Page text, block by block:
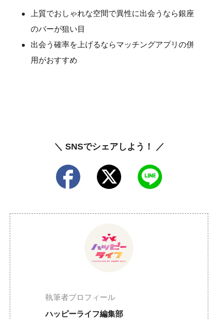
上質でおしゃれな空間で異性に出会うなら銀座
のバーが狙い目
出会う確率を上げるならマッチングアプリの併
用がおすすめ
＼ SNSでシェアしよう！ ／
執筆者プロフィール
ハッピーライフ編集部